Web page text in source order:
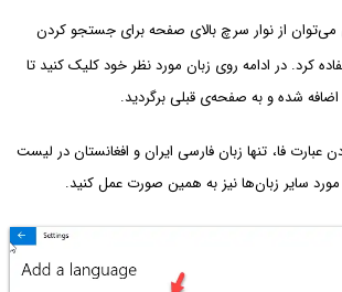
از نوار سرچ بالای صفحه برای جستجو کردن
کرد. در ادامه روی زبان مورد نظر خود کلیک کنید تا
شده و به صفحه‌ی قبلی برگردید.
عبارت فا، تنها زبان فارسی ایران و افغانستان در لیست
مورد سایر زبان‌ها نیز به همین صورت عمل کنید.